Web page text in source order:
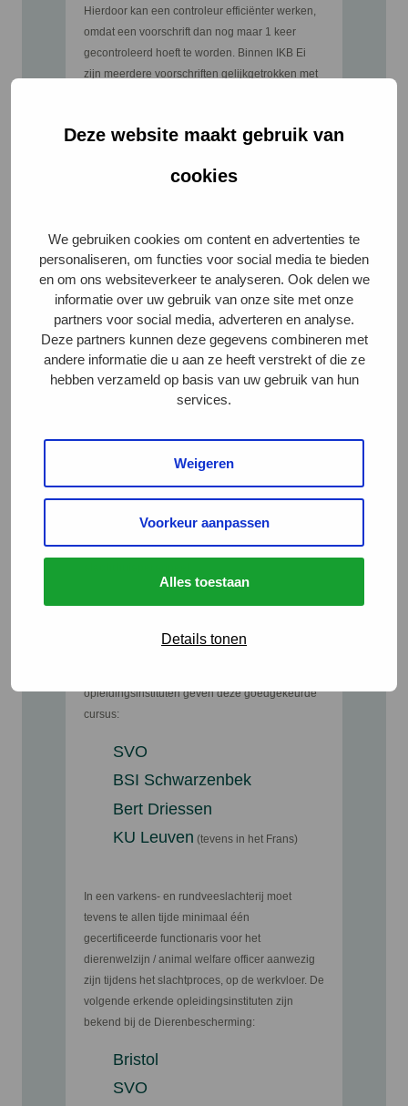
Deze website maakt gebruik van
cookies
We gebruiken cookies om content en advertenties te
personaliseren, om functies voor social media te bieden
en om ons websiteverkeer te analyseren. Ook delen we
informatie over uw gebruik van onze site met onze
partners voor social media, adverteren en analyse.
Deze partners kunnen deze gegevens combineren met
andere informatie die u aan ze heeft verstrekt of die ze
hebben verzameld op basis van uw gebruik van hun
services.
Weigeren
Voorkeur aanpassen
Alles toestaan
Details tonen
Hierdoor kan een controleur efficiënter werken,
omdat een voorschrift dan nog maar 1 keer
gecontroleerd hoeft te worden. Binnen IKB Ei
zijn meerdere voorschriften gelijkgetrokken met
tekstuele wijzigingen aan voorschriften
voorschriften samengevoegd met andere
mogelijk (tekstuele) wijzigingen volgen om deze
criteria gelijk te trekken met IKB voorschriften.
Goedgekeurde cursussen voor
Voor varkens- en rundveeslachterijen dient het
personeel dat werkt met levende dieren
minimaal eens in de drie jaar een door de
opleidingsinstituten geven deze goedgekeurde
cursus:
SVO
BSI Schwarzenbek
Bert Driessen
KU Leuven (tevens in het Frans)
In een varkens- en rundveeslachterij moet
tevens te allen tijde minimaal één
gecertificeerde functionaris voor het
dierenwelzijn / animal welfare officer aanwezig
zijn tijdens het slachtproces, op de werkvloer. De
volgende erkende opleidingsinstituten zijn
bekend bij de Dierenbescherming:
Bristol
SVO